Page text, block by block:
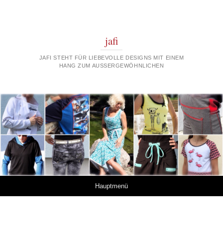
jafi
JAFI STEHT FÜR LIEBEVOLLE DESIGNS MIT EINEM
HANG ZUM AUSSERGEWÖHNLICHEN
Hauptmenü